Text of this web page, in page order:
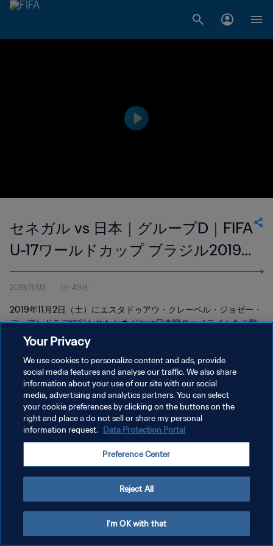
セネガル vs 日本｜グループD｜FIFA
U-17ワールドカップ ブラジル2019
｜ハイライト
2019/11/02 1分 49秒
2019年11月2日（土）にエスタドゥアウ・クレーベル・ジョゼー・
デ・アンドラデで行われたセネガルvs日本戦のハイライトをご覧
ください。
プライバシーポリシー
サービス利用規約
Your Privacy
We use cookies to personalize content and ads, provide
social media features and analyse our traffic. We also share
information about your use of our site with our social
media, advertising and analytics partners. You can select
your cookie preferences by clicking on the buttons on the
right and place a do not sell or share my personal
information request. Data Protection Portal
Preference Center
Reject All
I'm OK with that